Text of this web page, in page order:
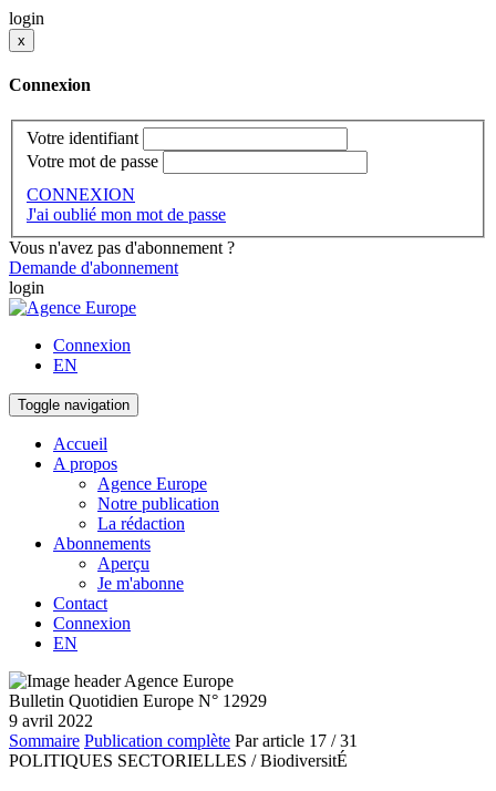
login
x
Connexion
Votre identifiant
Votre mot de passe
CONNEXION
J'ai oublié mon mot de passe
Vous n'avez pas d'abonnement ?
Demande d'abonnement
login
Connexion
EN
Toggle navigation
Accueil
A propos
Agence Europe
Notre publication
La rédaction
Abonnements
Aperçu
Je m'abonne
Contact
Connexion
EN
Bulletin Quotidien Europe N° 12929
9 avril 2022
Sommaire Publication complète Par article 17 / 31
POLITIQUES SECTORIELLES / BiodiversitÉ